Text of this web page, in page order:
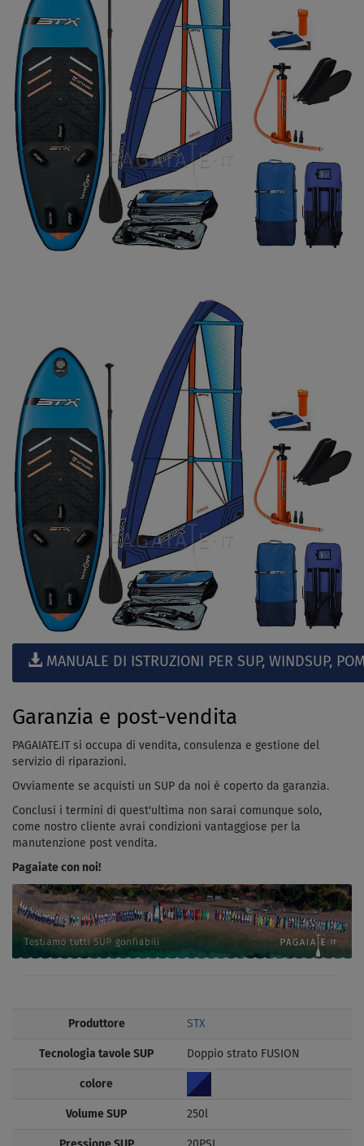
MANUALE DI ISTRUZIONI PER SUP, WINDSUP,
Garanzia e post-vendita
PAGAIATE.IT si occupa di vendita, consulenza e gestione del
servizio di riparazioni.
Ovviamente se acquisti un SUP da noi è coperto da garanzia.
Conclusi i termini di quest'ultima non sarai comunque solo,
come nostro cliente avrai condizioni vantaggiose per la
manutenzione post vendita.
Pagaiate con noi!
Produttore STX
Tecnologia tavole SUP Doppio strato FUSION
colore
Volume SUP 250l